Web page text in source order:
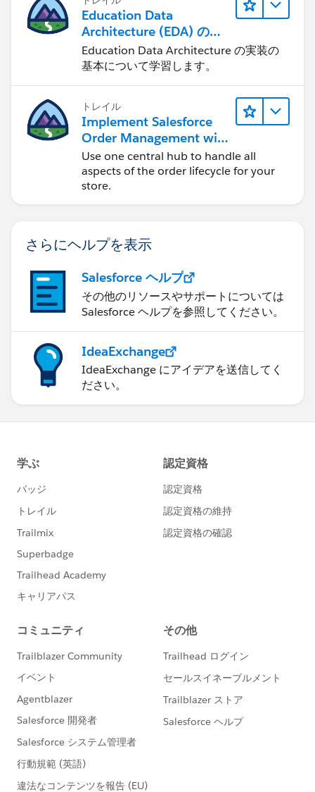
Education Data
Architecture (EDA) の管
理
Education Data Architecture の実装の
基本について学習します。
トレイル
Implement Salesforce
Order Management with
a B2B, B2C, or B2B2C
Commerce Store
Use one central hub to handle all
aspects of the order lifecycle for your
store.
さらにヘルプを表示
Salesforce ヘルプ
その他のリソースやサポートについては
Salesforce ヘルプを参照してください。
IdeaExchange
IdeaExchange にアイデアを送信してく
ださい。